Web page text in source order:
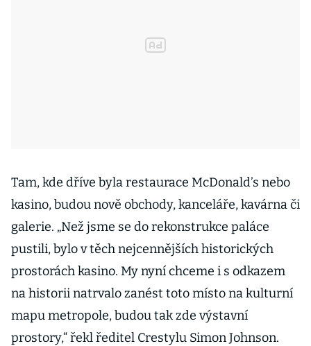
Tam, kde dříve byla restaurace McDonald’s nebo
kasino, budou nově obchody, kanceláře, kavárna či
galerie. „Než jsme se do rekonstrukce paláce
pustili, bylo v těch nejcennějších historických
prostorách kasino. My nyní chceme i s odkazem
na historii natrvalo zanést toto místo na kulturní
mapu metropole, budou tak zde výstavní
prostory,“ řekl ředitel Crestylu Simon Johnson.